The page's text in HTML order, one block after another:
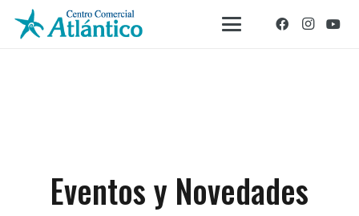
Eventos y Novedades